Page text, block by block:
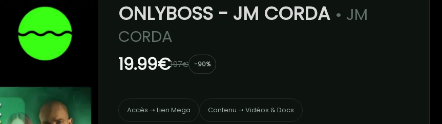
ONLYBOSS - JM CORDA • JM
CORDA
19.99€197€ -90%
Accès ➝ Lien Mega Contenu ➝ Vidéos & Docs